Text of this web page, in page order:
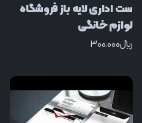
ست اداری لایه باز فروشگاه
لوازم خانگی
﷼300.000